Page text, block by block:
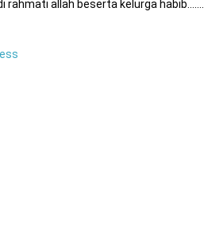
allah beserta kelurga